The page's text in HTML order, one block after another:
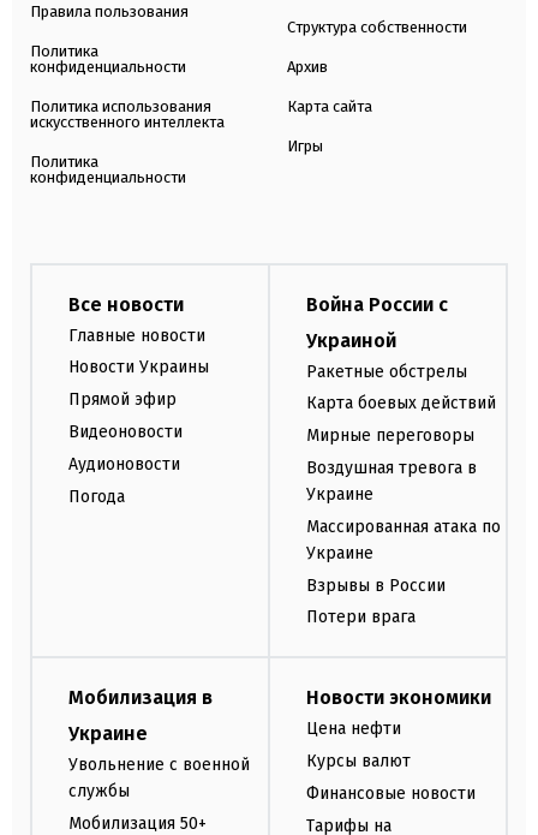
Правила пользования
Политика
конфиденциальности
Политика использования
искусственного интеллекта
Политика
конфиденциальности
Структура собственности
Архив
Карта сайта
Игры
Все новости
Главные новости
Новости Украины
Прямой эфир
Видеоновости
Аудионовости
Погода
Война России с
Украиной
Ракетные обстрелы
Карта боевых действий
Мирные переговоры
Воздушная тревога в
Украине
Массированная атака по
Украине
Взрывы в России
Потери врага
Мобилизация в
Украине
Увольнение с военной
службы
Мобилизация 50+
Новости экономики
Цена нефти
Курсы валют
Финансовые новости
Тарифы на